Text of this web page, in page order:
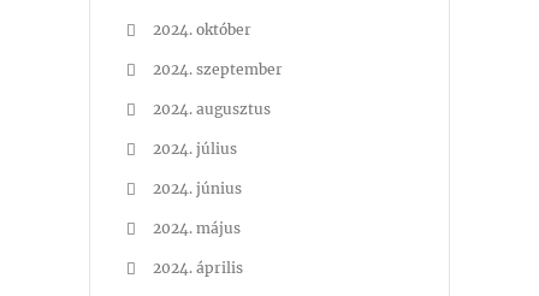
2024. október
2024. szeptember
2024. augusztus
2024. július
2024. június
2024. május
2024. április